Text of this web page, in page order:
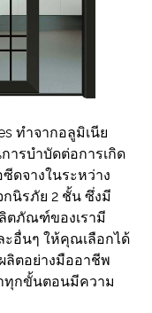
ทำจากอลูมิเนีย
ารบำบัดต่อการเกิด
ดจางในระหว่าง
กนิรภัย 2 ชั้น ซึ่งมี
ตภัณฑ์ของเรามี
ะอื่นๆ ให้คุณเลือกได้
ตอย่างมืออาชีพ
ทุกขั้นตอนมีความ